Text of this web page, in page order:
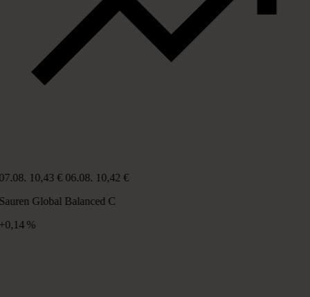
10,43 € 06.08. 10,42 €
Global Balanced C
%